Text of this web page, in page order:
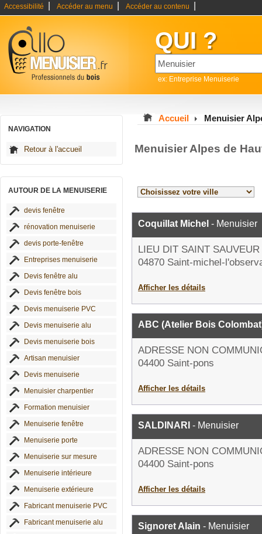
Accessibilité Accéder au menu Accéder au contenu
QUI ?
ex: Entreprise Menuiserie
NAVIGATION
Retour à l'accueil
AUTOUR DE LA MENUISERIE
devis fenêtre
rénovation menuiserie
devis porte-fenêtre
Entreprises menuiserie
Devis fenêtre alu
Devis fenêtre bois
Devis menuiserie PVC
Devis menuiserie alu
Devis menuiserie bois
Artisan menuisier
Devis menuiserie
Menuisier charpentier
Formation menuisier
Menuiserie fenêtre
Menuiserie porte
Menuiserie sur mesure
Menuiserie intérieure
Menuiserie extérieure
Fabricant menuiserie PVC
Fabricant menuiserie alu
Accueil Menuisier
Menuisier Alpes de
Coquillat Michel - Menuisier
LIEU DIT SAINT SAUVEUR
04870 Saint-michel-
Afficher les détails
ABC (Atelier Bois
ADRESSE NON
04400 Saint-pons
Afficher les détails
SALDINARI - Menuisier
ADRESSE NON
04400 Saint-pons
Afficher les détails
Signoret Alain - Menuisier